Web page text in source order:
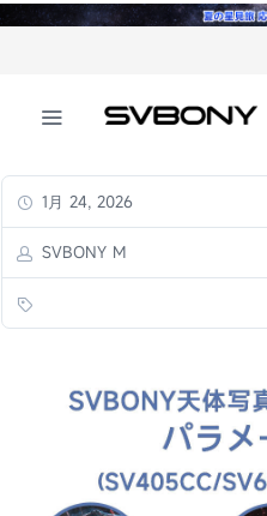
1月 24, 2026
SVBONY M